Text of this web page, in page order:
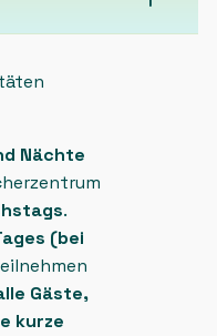
Nächte
.
(bei
Gäste,
kurze